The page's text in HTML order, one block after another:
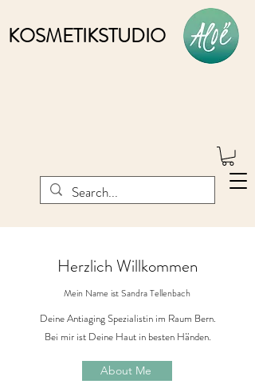
KOSMETIKSTUDIO
Herzlich Willkommen
Mein Name ist Sandra Tellenbach
Deine Antiaging Spezialistin im Raum Bern.
Bei mir ist Deine Haut in besten Händen.
About Me